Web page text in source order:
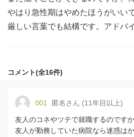
やはり急性期はやめたほうがいい
厳しい言葉でも結構です。アドバ
コメント(全16件)
001 匿名さん (11年目以上)
友人のコネやツテで就職するのです
友人が勤務していた病院なら迷惑は